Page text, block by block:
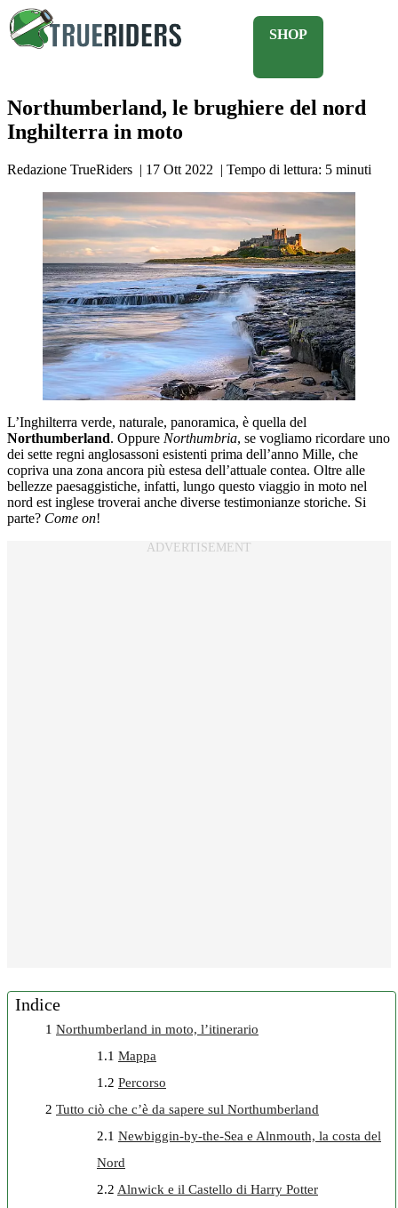
SHOP
Northumberland, le brughiere del nord
Inghilterra in moto
Redazione TrueRiders | 17 Ott 2022 | Tempo di lettura: 5 minuti
L’Inghilterra verde, naturale, panoramica, è quella del
Northumberland. Oppure Northumbria, se vogliamo ricordare uno
dei sette regni anglosassoni esistenti prima dell’anno Mille, che
copriva una zona ancora più estesa dell’attuale contea. Oltre alle
bellezze paesaggistiche, infatti, lungo questo viaggio in moto nel
nord est inglese troverai anche diverse testimonianze storiche. Si
parte? Come on!
Indice
1 Northumberland in moto, l’itinerario
1.1 Mappa
1.2 Percorso
2 Tutto ciò che c’è da sapere sul Northumberland
2.1 Newbiggin-by-the-Sea e Alnmouth, la costa del
Nord
2.2 Alnwick e il Castello di Harry Potter